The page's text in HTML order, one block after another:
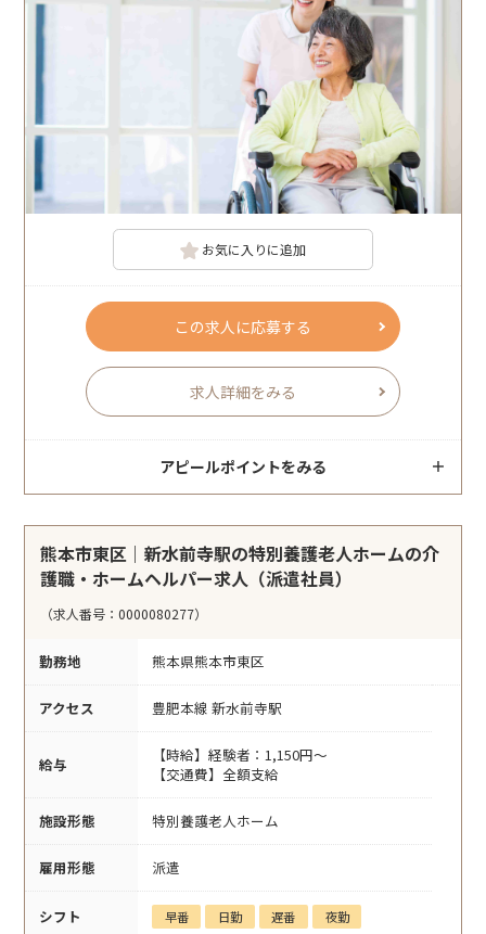
お気に入りに追加
この求人に応募する
求人詳細をみる
アピールポイントをみる
熊本市東区｜新水前寺駅の特別養護老人ホームの介
護職・ホームヘルパー求人（派遣社員）
（求人番号：0000080277）
勤務地 熊本県熊本市東区
アクセス 豊肥本線 新水前寺駅
給与
【時給】経験者：1,150円～
【交通費】全額支給
施設形態 特別養護老人ホーム
雇用形態 派遣
シフト 早番 日勤 遅番 夜勤